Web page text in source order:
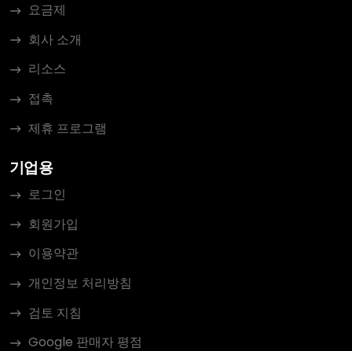
요금제
회사 소개
리소스
접촉
제휴 프로그램
기업용
로그인
회원가입
이용약관
개인정보 처리방침
검토 지침
Google 판매자 평점